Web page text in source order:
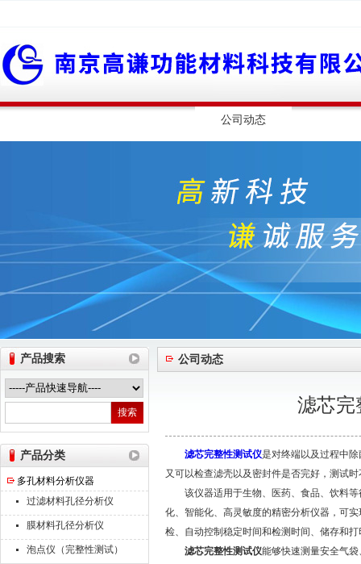
南京高谦功能材料科技有限公司
公司动态
产品搜索
产品分类
多孔材料分析仪器
过滤材料孔径分析仪
膜材料孔径分析仪
泡点仪（完整性测试）
公司动态
滤芯完
滤芯完整性测试仪是对终端以及过程中
又可以检查滤壳以及密封件是否完好，测试
该仪器适用于生物、医药、食品、饮料等
化、智能化、高灵敏度的精密分析仪器，可
检、自动控制稳定时间和检测时间、储存和
滤芯完整性测试仪能够快速测量安全气